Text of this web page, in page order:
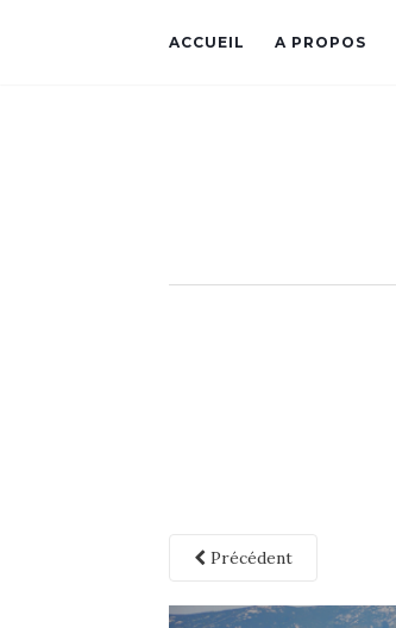
ACCUEIL A PROPOS
Précédent